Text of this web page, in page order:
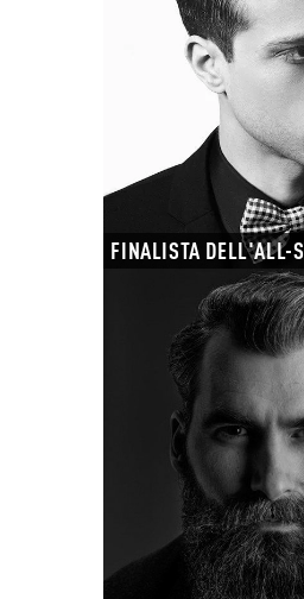
FINALISTA DELL'ALL-